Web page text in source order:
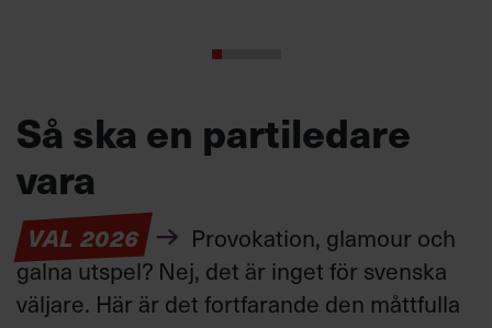
Så ska en partiledare
vara
VAL 2026
Provokation, glamour och
galna utspel? Nej, det är inget för svenska
väljare. Här är det fortfarande den måttfulla
partiledarstilen som går hem, säger
statsvetaren Jenny Madestam: ”Hellre en